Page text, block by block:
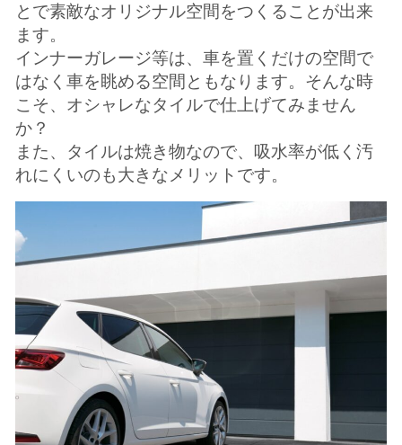
とで素敵なオリジナル空間をつくることが出来
ます。
インナーガレージ等は、車を置くだけの空間で
はなく車を眺める空間ともなります。 そんな時
こそ、オシャレなタイルで仕上げてみません
か？
また、タイルは焼き物なので、吸水率が低く汚
れにくいのも大きなメリットです。